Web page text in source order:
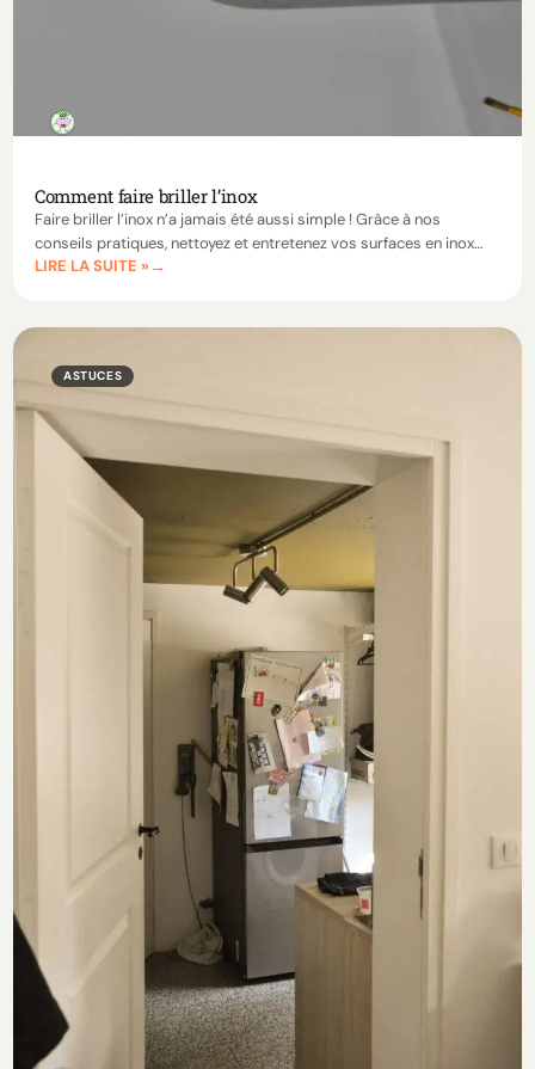
Comment faire briller l’inox
Faire briller l’inox n’a jamais été aussi simple ! Grâce à nos
conseils pratiques, nettoyez et entretenez vos surfaces en inox
tout en éliminant les rayures et les traces.
LIRE LA SUITE »
ASTUCES